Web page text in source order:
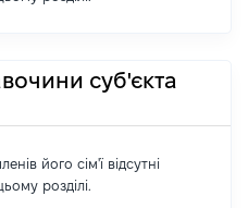
суб'єкта
його сім'ї відсутні
розділі.